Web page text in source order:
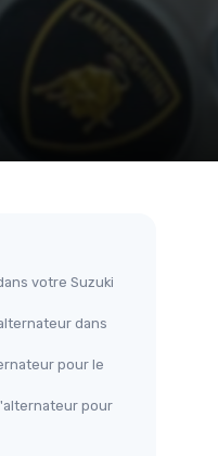
votre Suzuki
dans
pour le
pour